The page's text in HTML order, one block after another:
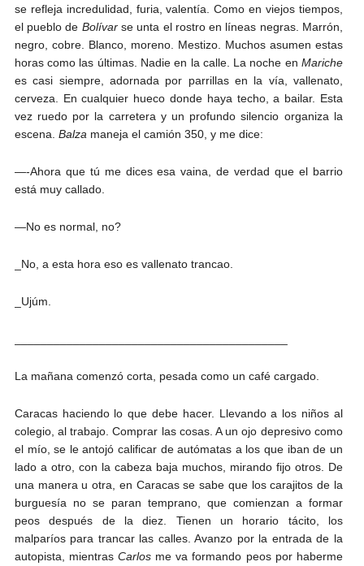
se refleja incredulidad, furia, valentía. Como en viejos tiempos,
el pueblo de Bolívarse unta el rostro en líneas negras. Marrón,
negro, cobre. Blanco, moreno. Mestizo. Muchos asumen estas
horas como las últimas. Nadie en la calle. La noche en Mariche
es casi siempre, adornada por parrillas en la vía, vallenato,
cerveza. En cualquier hueco donde haya techo, a bailar. Esta
vez ruedo por la carretera y un profundo silencio organiza la
escena. Balza maneja el camión 350, y me dice:
—-Ahora que tú me dices esa vaina, de verdad que el barrio
está muy callado.
—No es normal, no?
_No, a esta hora eso es vallenato trancao.
_Ujúm.
La mañana comenzó corta, pesada como un café cargado.
Caracas haciendo lo que debe hacer. Llevando a los niños al
colegio, al trabajo. Comprar las cosas. A un ojo depresivo como
el mío, se le antojó calificar de autómatas a los que iban de un
lado a otro, con la cabeza baja muchos, mirando fijo otros. De
una manera u otra, en Caracas se sabe que los carajitos de la
burguesía no se paran temprano, que comienzan a formar
peos después de la diez. Tienen un horario tácito, los
malparíos para trancar las calles. Avanzo por la entrada de la
autopista, mientrasCarlos me va formando peos por haberme